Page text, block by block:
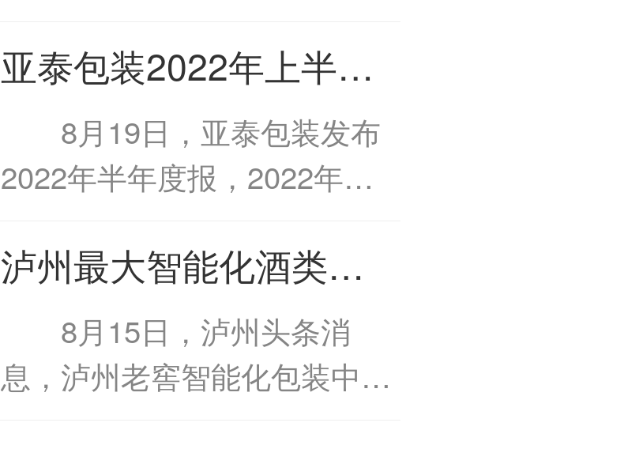
会上市，柏星龙有望成为北交
所酒类包装第一股。据...
亚泰包装2022年上半年
扭亏为盈亚泰包装2022
年上半年扭亏为盈
8月19日，亚泰包装发布
2022年半年度报，2022年上
元，同比增加2.78%，归属于
挂牌公司股东的净利润
2,623....
泸州最大智能化酒类包
装中心明年投用泸州最
大智能化酒类包装中心
明年投用
8月15日，泸州头条消
息，泸州老窖智能化包装中心